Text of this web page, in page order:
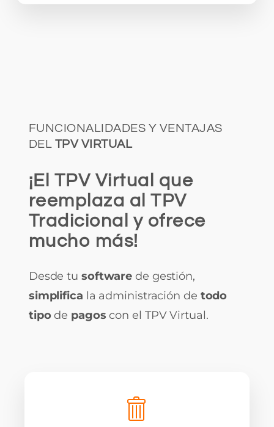
FUNCIONALIDADES Y VENTAJAS
DEL TPV VIRTUAL
¡El TPV Virtual que
reemplaza al TPV
Tradicional y ofrece
mucho más!
Desde tu softwarede gestión,
simplifica la administración de todo
tipode pagos con el TPV Virtual.